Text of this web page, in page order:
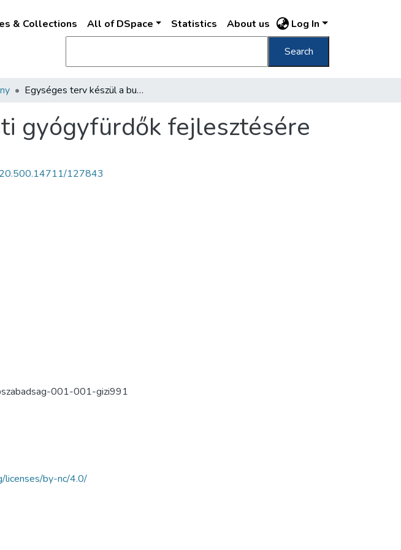
& Collections All of DSpace Statistics About us Log In
Search
Egységes terv készül a budapesti gyógyfürdők fejlesztésére
gyógyfürdők fejlesztésére
20.500.14711/127843
001-001-gizi991
licenses/by-nc/4.0/